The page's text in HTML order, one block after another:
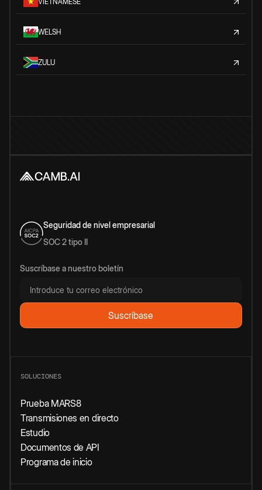
WELSH
ZULU
Seguridad de nivel empresarial
SOC 2 tipo II
Suscríbase a nuestro boletín
SOLUCIONES
Prueba MARS8
Transmisiones en directo
Estudio
Documentos de API
Programa de inicio